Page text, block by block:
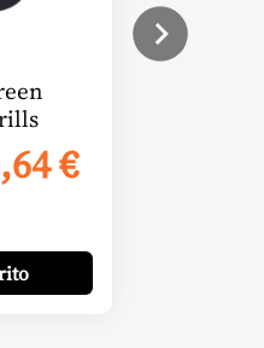
€El
actual
es: